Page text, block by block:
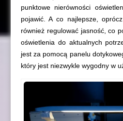
punktowe nierówności
pojawić. A co najlepsze,
również regulować jasność, co
oświetlenia do aktualnych
jest za pomocą panelu
który jest niezwykle wygodny w